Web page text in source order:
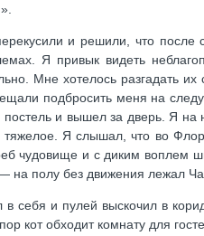
и решили, что
Я привык видеть
Мне хотелось разгадать
подбросить меня на
и вышел за дверь. Я на
тяжелое. Я слышал, что во
чудовище и с диким воплем
на полу без движения лежал
в себя и пулей выскочил в
кот обходит комнату для